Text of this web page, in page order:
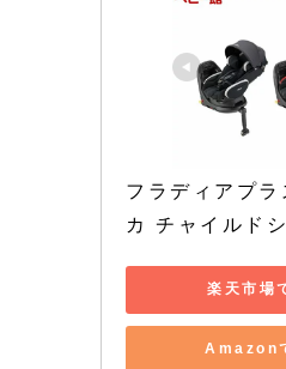
フラディアプラ
カ チャイルド
楽天市場
Amazon